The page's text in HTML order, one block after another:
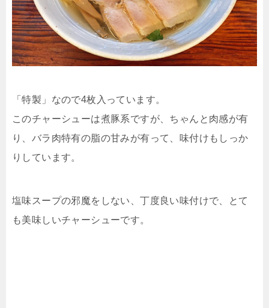
「特製」なので4枚入っています。
このチャーシューは煮豚系ですが、ちゃんと肉感が有
り、バラ肉特有の脂の甘みが有って、味付けもしっか
りしています。
塩味スープの邪魔をしない、丁度良い味付けで、とて
も美味しいチャーシューです。